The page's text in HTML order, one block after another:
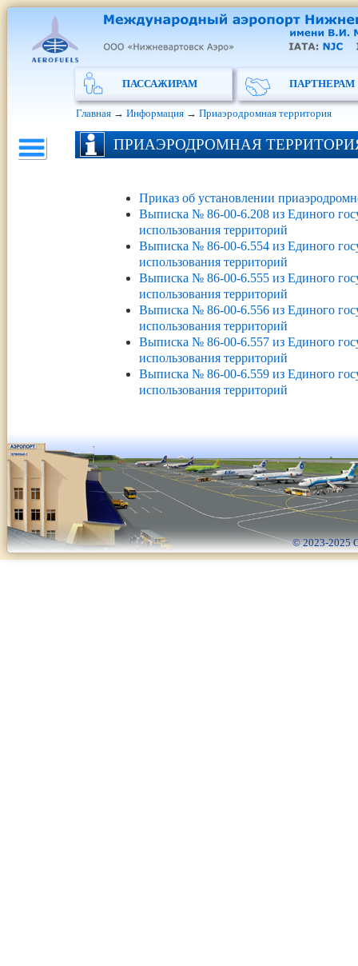
ПАССАЖИРАМ ПАРТНЕРАМ
Главная → Информация → Приаэродромная территория
ПРИАЭРОДРОМНАЯ
Приказ об установлении
Выписка № 86-00-6.208 из Единого
использования территорий
Выписка № 86-00-6.554 из Единого
использования территорий
Выписка № 86-00-6.555 из Единого
использования территорий
Выписка № 86-00-6.556 из Единого
использования территорий
Выписка № 86-00-6.557 из Единого
использования территорий
Выписка № 86-00-6.559 из Единого
использования территорий
© 2023-